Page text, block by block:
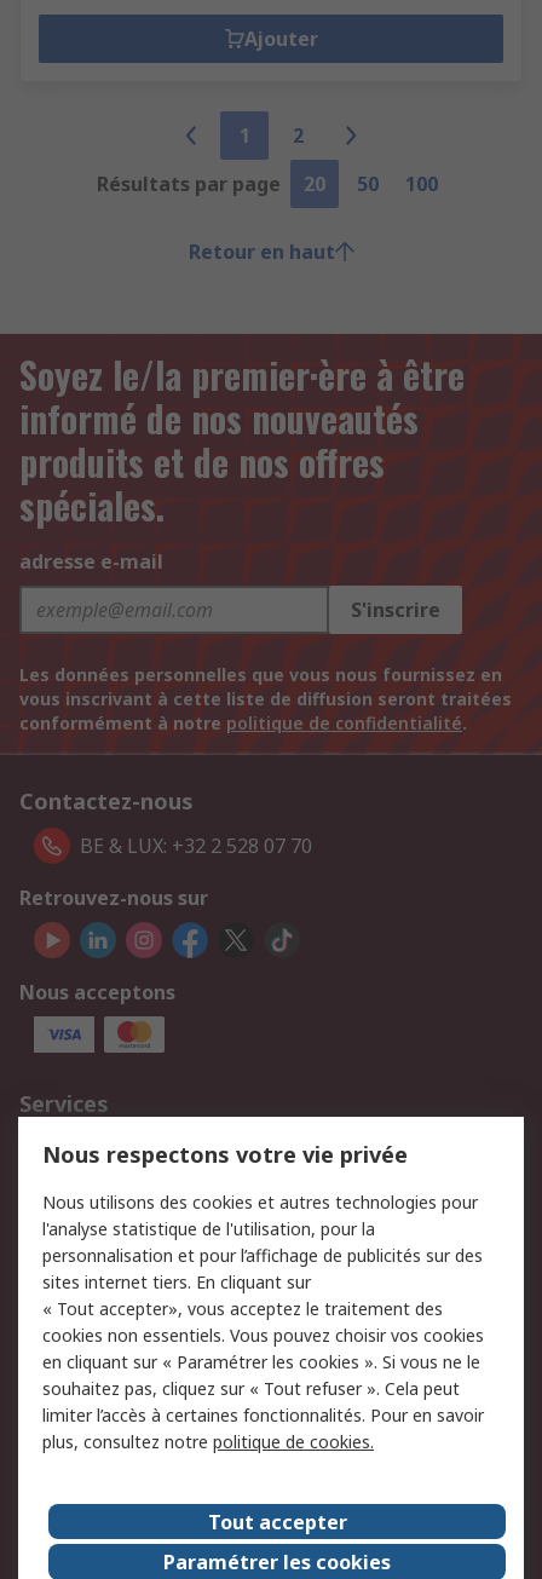
Ajouter
1
2
Résultats par page
20 50 100
Retour en haut
Soyez le/la premier·ère à être
informé de nos nouveautés
produits et de nos offres
spéciales.
adresse e-mail
S'inscrire
Les données personnelles que vous nous fournissez en
vous inscrivant à cette liste de diffusion seront traitées
conformément à notre politique de confidentialité.
Contactez-nous
BE & LUX: +32 2 528 07 70
Retrouvez-nous sur
Nous acceptons
Services
750.000 produits
2.500 marques
Retours
Support technique
Track & trace
Legal
Politique de cookies
Sécurité des e-mails
Politique de protection
des données - Mise à
jour
Conditions générales
de vente
A propos de RS
Le groupe RS Group
A propos de RS
Nous respectons votre vie privée
Nous utilisons des cookies et autres technologies pour
l'analyse statistique de l'utilisation, pour la
personnalisation et pour l’affichage de publicités sur des
sites internet tiers. En cliquant sur
« Tout accepter», vous acceptez le traitement des
cookies non essentiels. Vous pouvez choisir vos cookies
en cliquant sur « Paramétrer les cookies ». Si vous ne le
souhaitez pas, cliquez sur « Tout refuser ». Cela peut
limiter l’accès à certaines fonctionnalités. Pour en savoir
plus, consultez notre politique de cookies.
Tout accepter
Paramétrer les cookies